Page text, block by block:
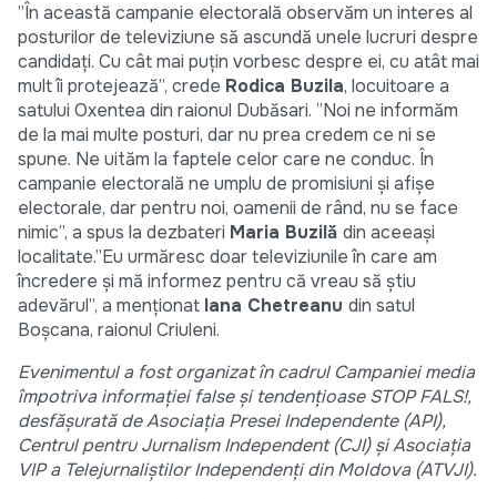
”În această campanie electorală observăm un interes al
posturilor de televiziune să ascundă unele lucruri despre
candidați. Cu cât mai puțin vorbesc despre ei, cu atât mai
mult îi protejează”, crede Rodica Buzila, locuitoare a
satului Oxentea din raionul Dubăsari. ”Noi ne informăm
de la mai multe posturi, dar nu prea credem ce ni se
spune. Ne uităm la faptele celor care ne conduc. În
campanie electorală ne umplu de promisiuni și afișe
electorale, dar pentru noi, oamenii de rând, nu se face
nimic”, a spus la dezbateri Maria Buzilă din aceeași
localitate.”Eu urmăresc doar televiziunile în care am
încredere și mă informez pentru că vreau să știu
adevărul”, a menţionat Iana Chetreanu din satul
Boșcana, raionul Criuleni.
Evenimentul a fost organizat în cadrul Campaniei media
împotriva informaţiei false şi tendenţioase STOP FALS!,
desfăşurată de Asociaţia Presei Independente (API),
Centrul pentru Jurnalism Independent (CJI) şi Asociația
VIP a Telejurnaliștilor Independenți din Moldova (ATVJI).